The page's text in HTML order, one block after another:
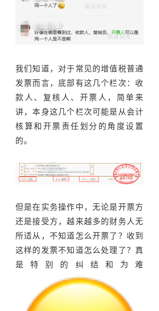
我们知道，对于常见的增值税普通
发票而言，底部有这几个栏次：收
款人、复核人、开票人，简单来
讲，本身这几个栏次可能是从会计
核算和开票责任划分的角度设置
的。
但是在实务操作中，无论是开票方
还是接受方，越来越多的财务人无
所适从，不知道怎么开票了？收到
这样的发票不知道怎么处理了？真
是特别的纠结和为难